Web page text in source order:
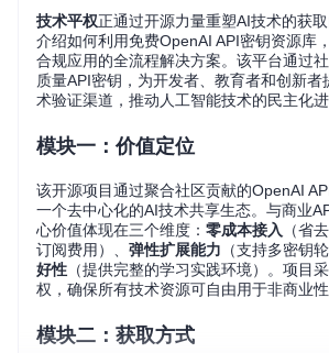
技术平权正通过开源力量重塑AI技术的获
介绍如何利用免费OpenAI API密钥资源库
合规应用的全流程解决方案。该平台通过
质量API密钥，为开发者、教育者和创新者
术验证渠道，推动人工智能技术的民主化进
模块一：价值定位
该开源项目通过聚合社区贡献的OpenAI
一个去中心化的AI技术共享生态。与商业
心价值体现在三个维度： 零成本接入
（省
订阅费用）、 弹性扩展能力 （支持多密钥
好性 （提供完整的学习实践环境）。项目
权，确保所有技术资源可自由用于非商业性
模块二：获取方式